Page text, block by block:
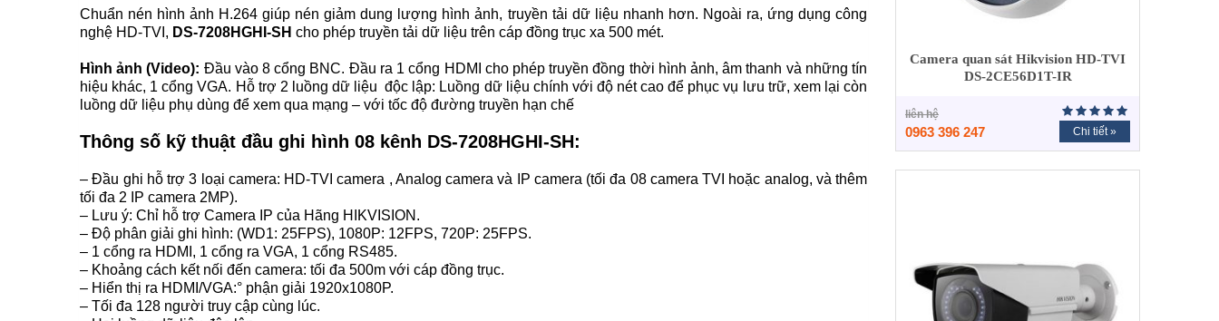
Chuẩn nén hình ảnh H.264 giúp nén giảm dung lượng hình ảnh, truyền tải dữ liệu nhanh hơn. Ngoài ra, ứng dụng công
nghệ HD-TVI, DS-7208HGHI-SH cho phép truyền tải dữ liệu trên cáp đồng trục xa 500 mét.
Hình ảnh (Video): Đầu vào 8 cổng BNC. Đầu ra 1 cổng HDMI cho phép truyền đồng thời hình ảnh, âm thanh và những tín
hiệu khác, 1 cổng VGA. Hỗ trợ 2 luồng dữ liệu độc lập: Luồng dữ liệu chính với độ nét cao để phục vụ lưu trữ, xem lại còn
luồng dữ liệu phụ dùng để xem qua mạng – với tốc độ đường truyền hạn chế
Thông số kỹ thuật đầu ghi hình 08 kênh DS-7208HGHI-SH:
– Đầu ghi hỗ trợ 3 loại camera: HD-TVI camera , Analog camera và IP camera (tối đa 08 camera TVI hoặc analog, và thêm
tối đa 2 IP camera 2MP).
– Lưu ý: Chỉ hỗ trợ Camera IP của Hãng HIKVISION.
– Độ phân giải ghi hình: (WD1: 25FPS), 1080P: 12FPS, 720P: 25FPS.
– 1 cổng ra HDMI, 1 cổng ra VGA, 1 cổng RS485.
– Khoảng cách kết nối đến camera: tối đa 500m với cáp đồng trục.
– Hiển thị ra HDMI/VGA:° phận giải 1920x1080P.
– Tối đa 128 người truy cập cùng lúc.
Camera quan sát Hikvision HD-TVI
DS-2CE56D1T-IR
liên hệ
0963 396 247 Chi tiết »